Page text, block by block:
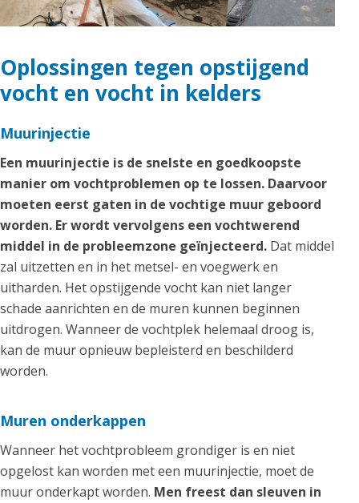
Oplossingen tegen opstijgend
vocht en vocht in kelders
Muurinjectie
Een muurinjectie is de snelste en goedkoopste
manier om vochtproblemen op te lossen. Daarvoor
moeten eerst gaten in de vochtige muur geboord
worden. Er wordt vervolgens een vochtwerend
middel in de probleemzone geïnjecteerd. Dat middel
zal uitzetten en in het metsel- en voegwerk en
uitharden. Het opstijgende vocht kan niet langer
schade aanrichten en de muren kunnen beginnen
uitdrogen. Wanneer de vochtplek helemaal droog is,
kan de muur opnieuw bepleisterd en beschilderd
worden.
Muren onderkappen
Wanneer het vochtprobleem grondiger is en niet
opgelost kan worden met een muurinjectie, moet de
muur onderkapt worden. Men freest dan sleuven in